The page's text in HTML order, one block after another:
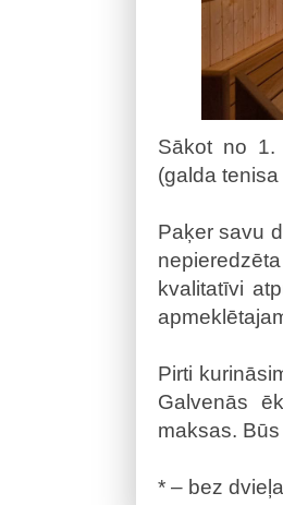
Sākot no 1.
(galda
Paķer savu
kvalitatīvi
Pirti
Galvenās
maksas.
* – bez